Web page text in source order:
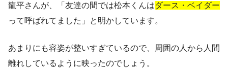
龍平さんが、「友達の間では松本くんはダース・ベイダー
って呼ばれてました」と明かしています。
あまりにも容姿が整いすぎているので、周囲の人から人間
離れしているように映ったのでしょう。